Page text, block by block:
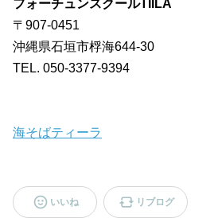
フォーチュンスクールTIILA
〒907-0451
沖縄県石垣市桴海644-30
TEL. 050-3377-9394
海そばティーラ
いいね リブログ